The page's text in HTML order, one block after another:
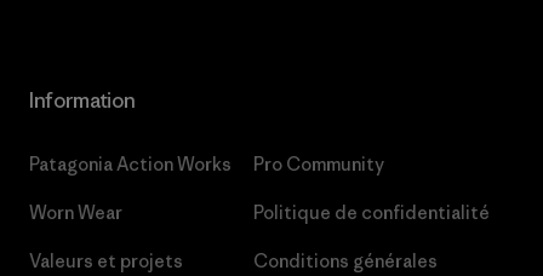
Information
Patagonia Action Works
Worn Wear
Valeurs et projets
Pro Community
Politique de confidentialité
Conditions générales